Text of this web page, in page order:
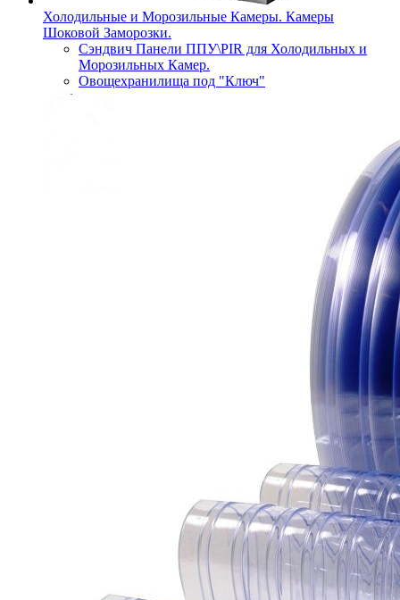
Холодильные и Морозильные Камеры. Камеры
Шоковой Заморозки.
Сэндвич Панели ППУ\PIR для Холодильных и
Морозильных Камер.
Овощехранилища под "Ключ"